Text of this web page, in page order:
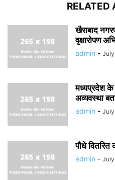
RELATED
खैराबाद
वृक्षारोपण
admin -
मध्यप्रदेश के
अव्यवस्था
admin - July
पौधे वितरित
admin - July